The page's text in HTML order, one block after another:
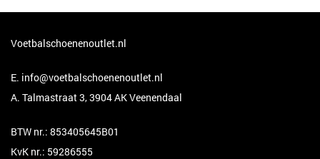
Voetbalschoenenoutlet.nl
E. info@voetbalschoenenoutlet.nl
A. Talmastraat 3, 3904 AK Veenendaal
BTW nr.: 853405645B01
KvK nr.: 59286555